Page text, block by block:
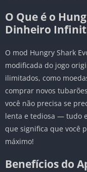
O Que é o
Dinheiro
O mod Hungry Shark
modificada do jogo
ilimitados, como
comprar novos
você não precisa se
lenta e tediosa — tudo
que significa que você
máximo!
Benefícios do